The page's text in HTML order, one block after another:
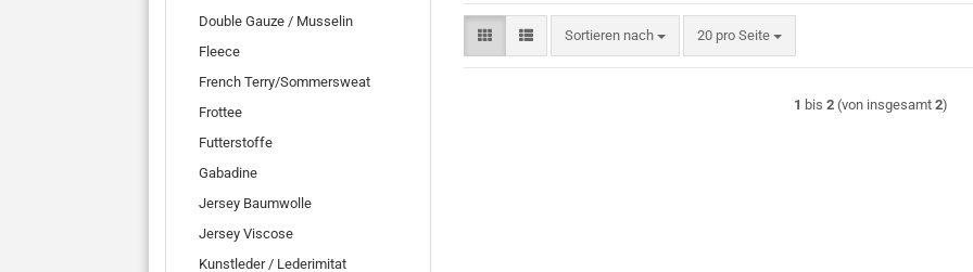
Sortieren nach
Sortieren nach 20 pro Seite
pro Seite
1 bis 2 (von insgesamt 2)
Double Gauze / Musselin
Fleece
French Terry/Sommersweat
Frottee
Futterstoffe
Gabadine
Jersey Baumwolle
Jersey Viscose
Kunstleder / Lederimitat